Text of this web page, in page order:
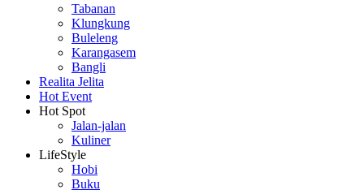
Tabanan
Klungkung
Buleleng
Karangasem
Bangli
Realita Jelita
Hot Event
Hot Spot
Jalan-jalan
Kuliner
LifeStyle
Hobi
Buku